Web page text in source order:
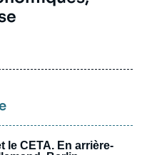
en 2014 à
le CETA. En arrière-